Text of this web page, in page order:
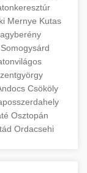
Technikai
sok más.
többet az
+
átfogó
+
Mernye Kutas
Somogysárd
Csököly
Osztopán
Ordacsehi